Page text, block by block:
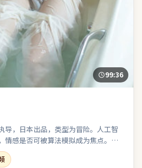
99:36
导，日本出品，类型为冒险。人工智
情感是否可被算法模拟成为焦点。镜
肢体，以细腻表演撑起情绪张力。适
：关于选择、代价与和解。